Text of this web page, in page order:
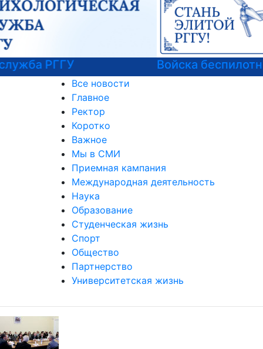
Войска беспилотных систем РФ
Все новости
Главное
Ректор
Коротко
Важное
Мы в СМИ
Приемная кампания
Международная деятельность
Наука
Образование
Студенческая жизнь
Спорт
Общество
Партнерство
Университетская жизнь